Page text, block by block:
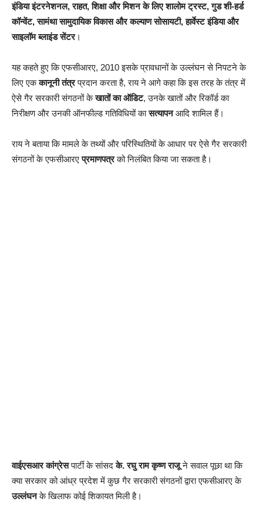
इंडिया इंटरनेशनल, राहत, शिक्षा और मिशन के लिए शालोम ट्रस्ट, गुड शी-हर्ड
कॉन्वेंट, सामंथा सामुदायिक विकास और कल्याण सोसायटी, हार्वेस्ट इंडिया और
साइलॉम ब्लाइंड सेंटर।
यह कहते हुए कि एफसीआरए, 2010 इसके प्रावधानों के उल्लंघन से निपटने के
लिए एककानूनी तंत्रप्रदान करता है, राय ने आगे कहा कि इस तरह के तंत्र में
ऐसे गैर सरकारी संगठनों केखातों का ऑडिट, उनके खातों और रिकॉर्ड का
निरीक्षण और उनकी ऑनफील्ड गतिविधियों कासत्यापनआदि शामिल हैं।
राय ने बताया कि मामले के तथ्यों और परिस्थितियों के आधार पर ऐसे गैर सरकारी
संगठनों के एफसीआरएप्रमाणपत्रको निलंबित किया जा सकता है।
वाईएसआर कांग्रेसपार्टी के सांसदके. रघु राम कृष्ण राजूने सवाल पूछा था कि
क्या सरकार को आंध्र प्रदेश में कुछ गैर सरकारी संगठनों द्वारा एफसीआरए के
उल्लंघनके खिलाफ कोई शिकायत मिली है।